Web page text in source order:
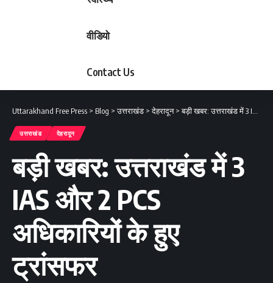
वीडियो
Contact Us
Uttarakhand Free Press > Blog >उत्तराखंड >देहरादून>बड़ी खबर: उत्तराखंड में 3 IAS और 2 PCS अधिकारियों के हुए ट्रांसफर
उत्तराखंड देहरादून
बड़ी खबर: उत्तराखंड में 3
IAS और 2 PCS
अधिकारियों के हुए
ट्रांसफर